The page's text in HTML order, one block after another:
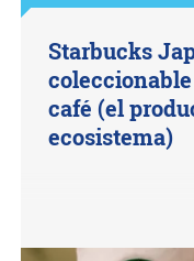
Starbucks
café (el
ecosistema)